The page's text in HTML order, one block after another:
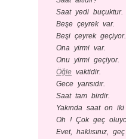
Saat yedi buçuktur.
Beşe çeyrek var.
Beşi çeyrek geçiyor.
Ona yirmi var.
Onu yirmi geçiyor.
Öğle vaktidir.
Gece yarısıdır.
Saat tam birdir.
Yakında saat on
Oh ! Çok geç
Evet, haklısınız,